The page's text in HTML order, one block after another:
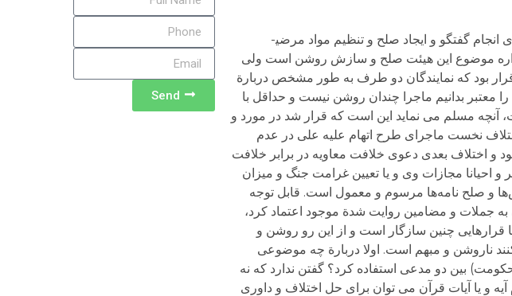
این که در هر اختلاف و جنگ و نزاعی کار به آتش بس و حکمیت برسد و کسانی از دو سو برای انجام گفتگو و ایجاد صلح و تنظیم مواد مرضی­
موضوع این هیئت صلح و سازش روشن است ولی
بود که نمایندگان دو طرف به طور مشخص دربارة
معتبر بدانیم ماجرا چندان روشن نیست و حداقل با
مسلم می نماید این است که قرار شد در مورد و
نخست ماجرای طرح اتهام علیه علی در عدم
و اختلاف بعدی دعوی خلافت معاویه در برابر خلافت
احیانا مجازات وی و یا تعیین غرامت جنگ و میزان
و صلح نامه‌ها مرسوم و معمول است. قابل توجه
جملات و مضامین روایت شدة موجود اعتماد کرد،
قرارهایی چنین سازگار است و از این رو روشن و
ناروشن و مبهم است. اولا دربارة چه موضوعی
بین دو مدعی استفاده کرد؟ گفتن ندارد که نه
و یا آیات قرآن می توان برای حل اختلاف و داوری
Send